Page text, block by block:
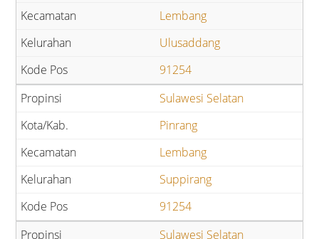
Lembang
Ulusaddang
91254
Sulawesi Selatan
Pinrang
Lembang
Suppirang
91254
Sulawesi Selatan